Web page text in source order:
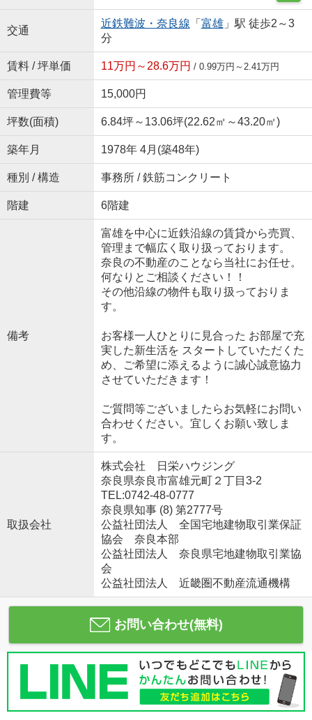
交通
近鉄難波・奈良線 「 富雄」駅 徒歩2～3
分
賃料 / 坪単価 11万円～28.6万円 / 0.99万円～2.41万円
管理費等 15,000円
坪数(面積) 6.84坪～13.06坪(22.62㎡～43.20㎡)
築年月 1978年 4月(築48年)
種別 / 構造 事務所 / 鉄筋コンクリート
階建 6階建
備考
富雄を中心に近鉄沿線の賃貸から売買、
管理まで幅広く取り扱っております。
奈良の不動産のことなら当社にお任せ。
何なりとご相談ください！！
その他沿線の物件も取り扱っておりま
す。
お客様一人ひとりに見合った お部屋で充
実した新生活を スタートしていただくた
め、ご希望に添えるように誠心誠意協力
させていただきます！
ご質問等ございましたらお気軽にお問い
合わせください。宜しくお願い致しま
す。
取扱会社
株式会社 日栄ハウジング
奈良県奈良市富雄元町２丁目3-2
TEL:0742-48-0777
奈良県知事 (8) 第2777号
公益社団法人 全国宅地建物取引業保証
協会 奈良本部
公益社団法人 奈良県宅地建物取引業協
会
公益社団法人 近畿圏不動産流通機構
お問い合わせ(無料)